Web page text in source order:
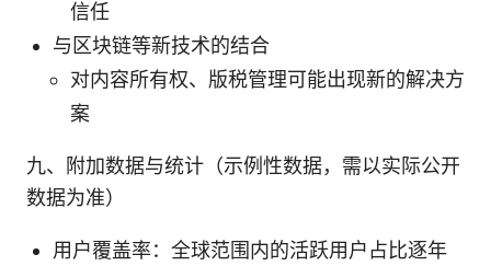
信任
与区块链等新技术的结合
对内容所有权、版税管理可能出现新的解决方
案
九、附加数据与统计（示例性数据，需以实际公开
数据为准）
用户覆盖率：全球范围内的活跃用户占比逐年